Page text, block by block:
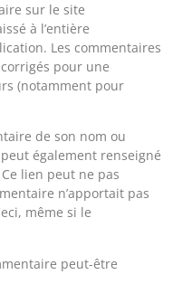
sur le site
à l’entière
Les commentaires
pour une
(notamment pour
de son nom ou
également renseigné
lien peut ne pas
n’apportait pas
même si le
peut-être